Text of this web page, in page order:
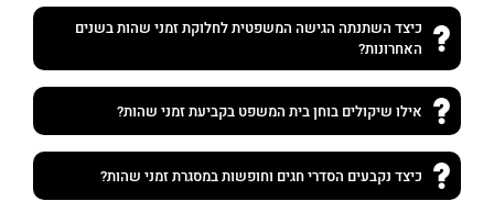
כיצד השתנתה הגישה המשפטית לחלוקת זמני שהות בשנים
האחרונות?
אילו שיקולים בוחן בית המשפט בקביעת זמני שהות?
כיצד נקבעים הסדרי חגים וחופשות במסגרת זמני שהות?